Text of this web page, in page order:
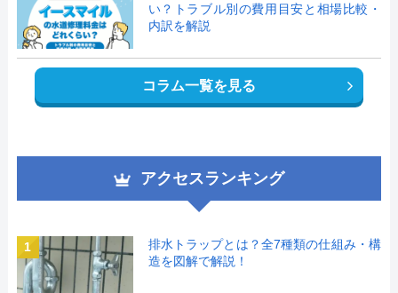
い？トラブル別の費用目安と相場比較・
内訳を解説
コラム一覧を見る
アクセスランキング
1
排水トラップとは？全7種類の仕組み・構
造を図解で解説！